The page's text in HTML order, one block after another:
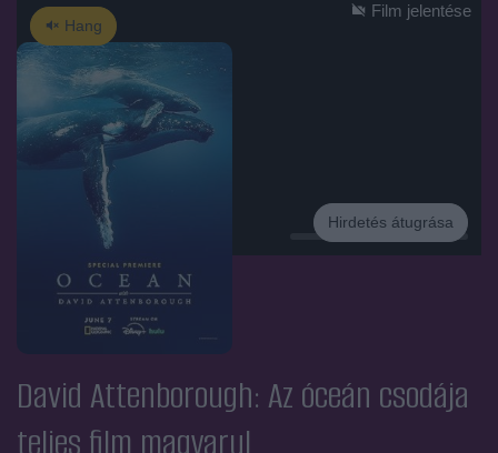
Hang
Hirdetés átugrása
Film jelentése
David Attenborough: Az óceán csodája